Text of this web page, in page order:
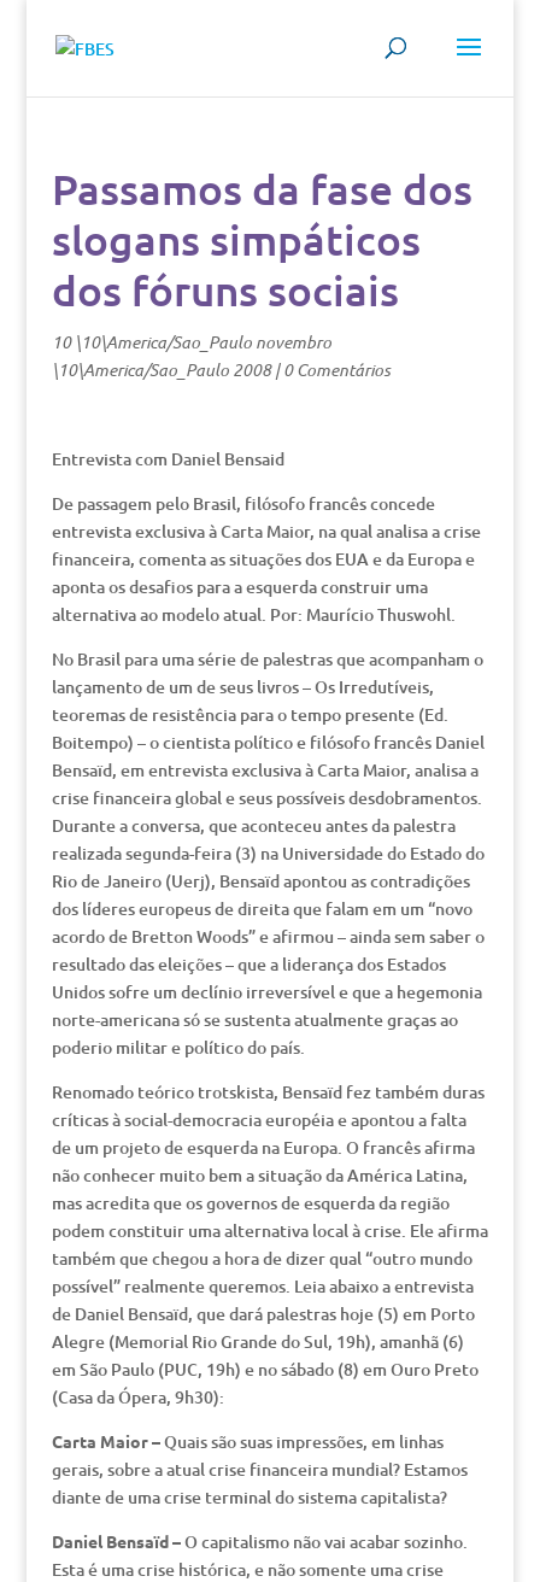
Passamos da fase dos
slogans simpáticos
dos fóruns sociais
10 \10\America/Sao_Paulo novembro
\10\America/Sao_Paulo 2008|0 Comentários
Entrevista com Daniel Bensaid
De passagem pelo Brasil, filósofo francês concede
entrevista exclusiva à Carta Maior, na qual analisa a crise
financeira, comenta as situações dos EUA e da Europa e
aponta os desafios para a esquerda construir uma
alternativa ao modelo atual. Por: Maurício Thuswohl.
No Brasil para uma série de palestras que acompanham o
lançamento de um de seus livros – Os Irredutíveis,
teoremas de resistência para o tempo presente (Ed.
Boitempo) – o cientista político e filósofo francês Daniel
Bensaïd, em entrevista exclusiva à Carta Maior, analisa a
crise financeira global e seus possíveis desdobramentos.
Durante a conversa, que aconteceu antes da palestra
realizada segunda-feira (3) na Universidade do Estado do
Rio de Janeiro (Uerj), Bensaïd apontou as contradições
dos líderes europeus de direita que falam em um “novo
acordo de Bretton Woods” e afirmou – ainda sem saber o
resultado das eleições – que a liderança dos Estados
Unidos sofre um declínio irreversível e que a hegemonia
norte-americana só se sustenta atualmente graças ao
poderio militar e político do país.
Renomado teórico trotskista, Bensaïd fez também duras
críticas à social-democracia européia e apontou a falta
de um projeto de esquerda na Europa. O francês afirma
não conhecer muito bem a situação da América Latina,
mas acredita que os governos de esquerda da região
podem constituir uma alternativa local à crise. Ele afirma
também que chegou a hora de dizer qual “outro mundo
possível” realmente queremos. Leia abaixo a entrevista
de Daniel Bensaïd, que dará palestras hoje (5) em Porto
Alegre (Memorial Rio Grande do Sul, 19h), amanhã (6)
em São Paulo (PUC, 19h) e no sábado (8) em Ouro Preto
(Casa da Ópera, 9h30):
Carta Maior –Quais são suas impressões, em linhas
gerais, sobre a atual crise financeira mundial? Estamos
diante de uma crise terminal do sistema capitalista?
Daniel Bensaïd –O capitalismo não vai acabar sozinho.
Esta é uma crise histórica, e não somente uma crise